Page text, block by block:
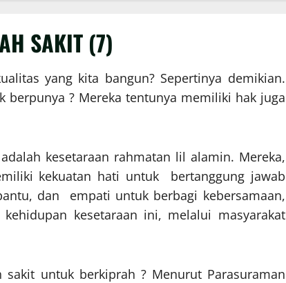
SAKIT (7)
yang kita bangun? Sepertinya demikian.
berpunya ? Mereka tentunya memiliki hak juga
kesetaraan rahmatan lil alamin. Mereka,
kekuatan hati untuk bertanggung jawab
dan empati untuk berbagi kebersamaan,
kesetaraan ini, melalui masyarakat
untuk berkiprah ? Menurut Parasuraman